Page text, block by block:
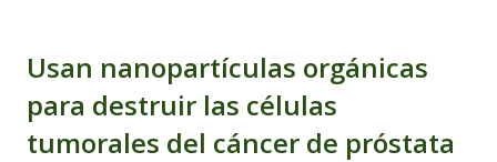
Usan nanopartículas orgánicas
para destruir las células
tumorales del cáncer de próstata